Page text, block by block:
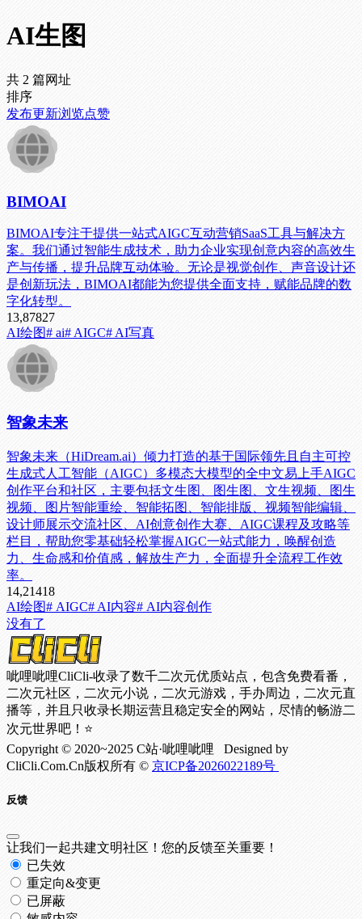
AI生图
共 2 篇网址
排序
发布更新浏览点赞
BIMOAI
BIMOAI专注于提供一站式AIGC互动营销SaaS工具与解决方
案。我们通过智能生成技术，助力企业实现创意内容的高效生
产与传播，提升品牌互动体验。无论是视觉创作、声音设计还
是创新玩法，BIMOAI都能为您提供全面支持，赋能品牌的数
字化转型。
13,87827
AI绘图# ai# AIGC# AI写真
智象未来
智象未来（HiDream.ai）倾力打造的基于国际领先且自主可控
生成式人工智能（AIGC）多模态大模型的全中文易上手AIGC
创作平台和社区，主要包括文生图、图生图、文生视频、图生
视频、图片智能重绘、智能拓图、智能排版、视频智能编辑、
设计师展示交流社区、AI创意创作大赛、AIGC课程及攻略等
栏目，帮助您零基础轻松掌握AIGC一站式能力，唤醒创造
力、生命感和价值感，解放生产力，全面提升全流程工作效
率。
14,21418
AI绘图# AIGC# AI内容# AI内容创作
没有了
呲哩呲哩CliCli-收录了数千二次元优质站点，包含免费看番，
二次元社区，二次元小说，二次元游戏，手办周边，二次元直
播等，并且只收录长期运营且稳定安全的网站，尽情的畅游二
次元世界吧！⭐
Copyright © 2020~2025 C站·呲哩呲哩 Designed by
CliCli.Com.Cn版权所有 © 京ICP备2026022189号
反馈
让我们一起共建文明社区！您的反馈至关重要！
已失效
重定向&变更
已屏蔽